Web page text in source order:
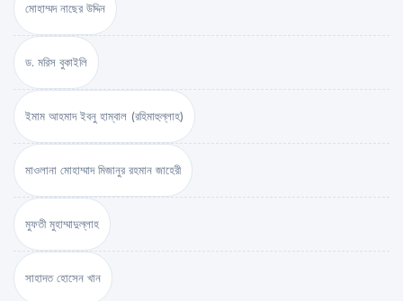
মোহাম্মদ নাছের উদ্দিন
ড. মরিস বুকাইলি
ইমাম আহমাদ ইবনু হাম্বাল (রহিমাহুল্লাহ)
মাওলানা মোহাম্মাদ মিজানুর রহমান জাহেরী
মুফতী মুহাম্মাদুল্লাহ
সাহাদত হোসেন খান